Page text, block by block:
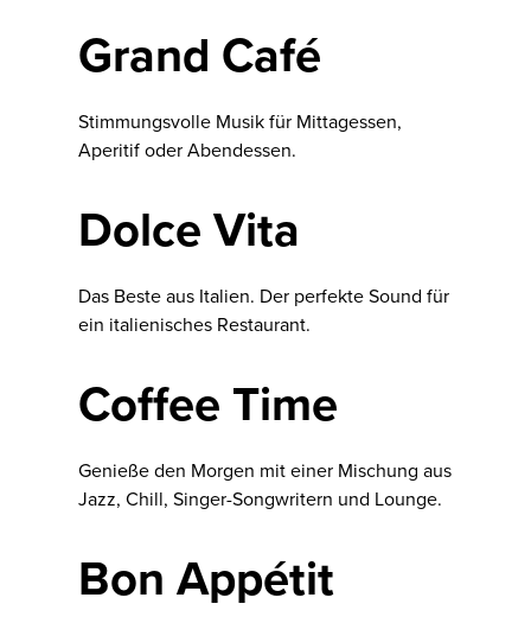
Grand Café
Stimmungsvolle Musik für Mittagessen,
Aperitif oder Abendessen.
Dolce Vita
Das Beste aus Italien. Der perfekte Sound für
ein italienisches Restaurant.
Coffee Time
Genieße den Morgen mit einer Mischung aus
Jazz, Chill, Singer-Songwritern und Lounge.
Bon Appétit